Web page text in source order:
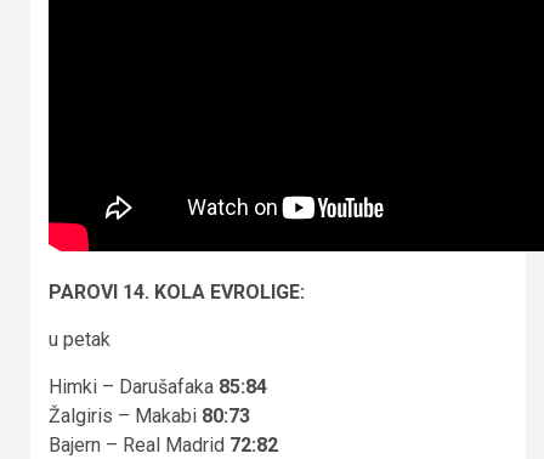
PAROVI 14. KOLA EVROLIGE:
u petak
Himki – Darušafaka 85:84
Žalgiris – Makabi 80:73
Bajern – Real Madrid 72:82